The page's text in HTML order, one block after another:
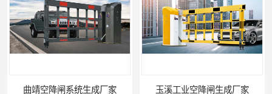
曲靖空降闸系统生成厂家 玉溪工业空降闸生成厂家